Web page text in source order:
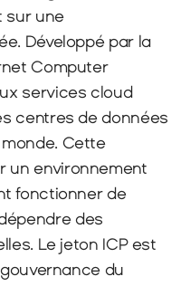
sur une
Développé par la
Computer
services cloud
centres de données
Cette
un environnement
fonctionner de
des
Le jeton ICP est
du